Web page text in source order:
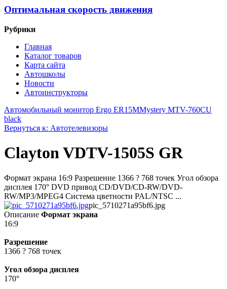
Оптимальная скорость движения
Рубрики
Главная
Каталог товаров
Карта сайта
Автошколы
Новости
Автоинструкторы
Автомобильный монитор Ergo ER15MMystery MTV-760CU
black
Вернуться к: Автотелевизоры
Clayton VDTV-1505S GR
Формат экрана 16:9 Разрешение 1366 ? 768 точек Угол обзора
дисплея 170° DVD привод CD/DVD/CD-RW/DVD-
RW/MP3/MPEG4 Система цветности PAL/NTSC ...
pic_5710271a95bf6.jpg
Описание Формат экрана
16:9
Разрешение
1366 ? 768 точек
Угол обзора дисплея
170°